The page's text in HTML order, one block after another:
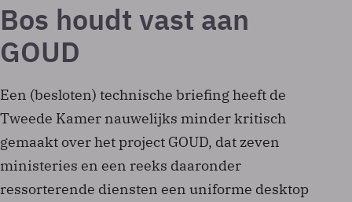
Bos houdt vast aan
GOUD
Een (besloten) technische briefing heeft de
Tweede Kamer nauwelijks minder kritisch
gemaakt over het project GOUD, dat zeven
ministeries en een reeks daaronder
ressorterende diensten een uniforme desktop